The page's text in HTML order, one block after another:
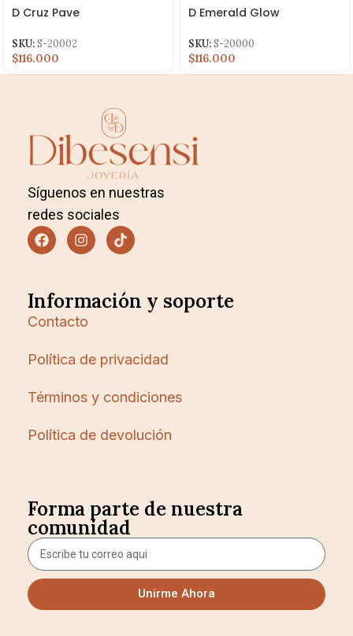
D Cruz Pave
SKU:S-20002
$116.000
D Emerald Glow
SKU:S-20000
$116.000
Síguenos en nuestras
redes sociales
Información y soporte
Contacto
Política de privacidad
Términos y condiciones
Política de devolución
Forma parte de nuestra
comunidad
Unirme Ahora